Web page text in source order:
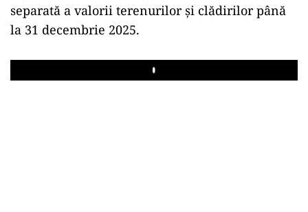
separată a valorii terenurilor și clădirilor până
la 31 decembrie 2025.
Play